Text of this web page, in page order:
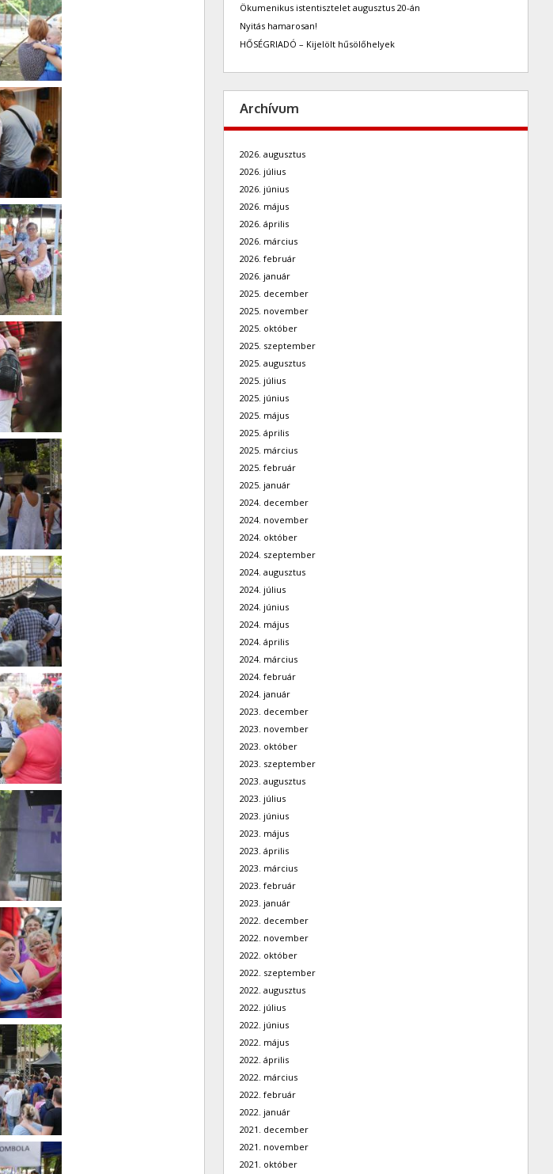
Ökumenikus istentisztelet augusztus 20-án
Nyitás hamarosan!
HŐSÉGRIADÓ – Kijelölt hűsölőhelyek
Archívum
2026. augusztus
2026. július
2026. június
2026. május
2026. április
2026. március
2026. február
2026. január
2025. december
2025. november
2025. október
2025. szeptember
2025. augusztus
2025. július
2025. június
2025. május
2025. április
2025. március
2025. február
2025. január
2024. december
2024. november
2024. október
2024. szeptember
2024. augusztus
2024. július
2024. június
2024. május
2024. április
2024. március
2024. február
2024. január
2023. december
2023. november
2023. október
2023. szeptember
2023. augusztus
2023. július
2023. június
2023. május
2023. április
2023. március
2023. február
2023. január
2022. december
2022. november
2022. október
2022. szeptember
2022. augusztus
2022. július
2022. június
2022. május
2022. április
2022. március
2022. február
2022. január
2021. december
2021. november
2021. október